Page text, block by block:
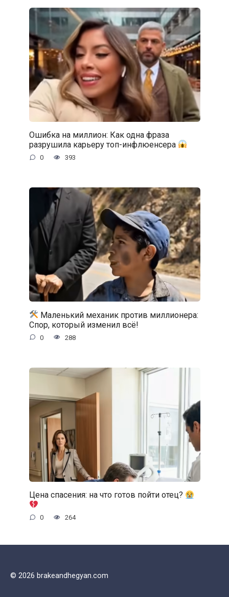
Ошибка на миллион: Как одна фраза
разрушила карьеру топ-инфлюенсера
0 393
Маленький механик против миллионера:
Спор, который изменил всё!
0 288
Цена спасения: на что готов пойти отец?
0 264
© 2026 brakeandhegyan.com